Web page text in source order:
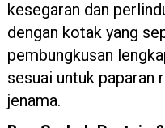
kesegaran dan
dengan kotak yang
pembungkusan
sesuai untuk paparan
jenama.